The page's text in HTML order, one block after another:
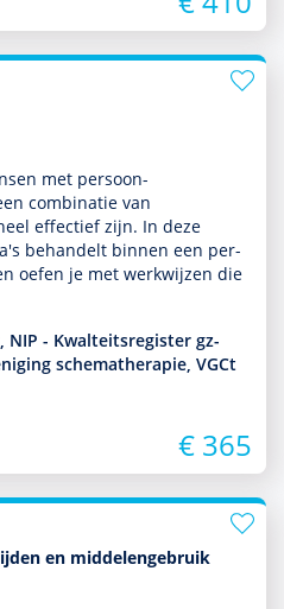
met per­soon­
combinatie van
effectief zijn. In deze
behan­delt binnen een per­
oefen je met werkwijzen die
NIP - Kwalteitsregister gz-
schematherapie, VGCt
€ 365
en middelengebruik